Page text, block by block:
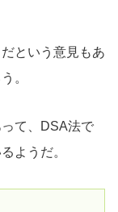
という意見もあ
。
て、DSA法で
ようだ。